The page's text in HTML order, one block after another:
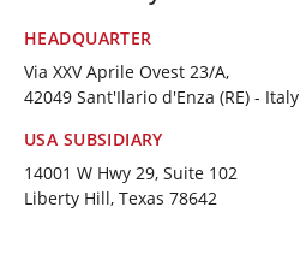
HEADQUARTER
Via XXV Aprile Ovest 23/A,
42049 Sant'Ilario d'Enza (RE) - Italy
USA SUBSIDIARY
14001 W Hwy 29, Suite 102
Liberty Hill, Texas 78642